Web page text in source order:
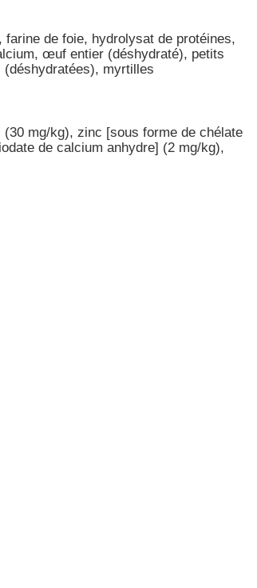
de foie, hydrolysat de protéines,
œuf entier (déshydraté), petits
myrtilles
mg/kg), zinc [sous forme de chélate
de calcium anhydre] (2 mg/kg),